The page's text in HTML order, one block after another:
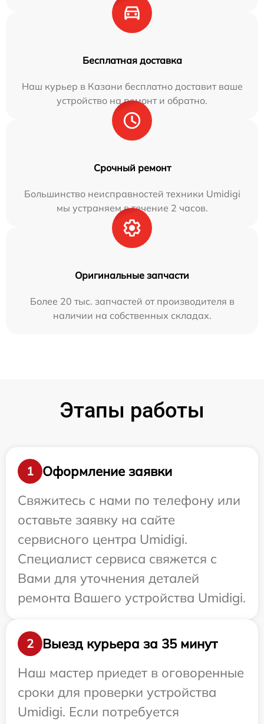
Бесплатная доставка
Наш курьер в Казани бесплатно доставит ваше
устройство на ремонт и обратно.
Срочный ремонт
Большинство неисправностей техники Umidigi
мы устраняем в течение 2 часов.
Оригинальные запчасти
Более 20 тыс. запчастей от производителя в
наличии на собственных складах.
Этапы работы
1
Оформление заявки
Свяжитесь с нами по телефону или
оставьте заявку на сайте
сервисного центра Umidigi.
Специалист сервиса свяжется с
Вами для уточнения деталей
ремонта Вашего устройства Umidigi.
2
Выезд курьера за 35 минут
Наш мастер приедет в оговоренные
сроки для проверки устройства
Umidigi. Если потребуется